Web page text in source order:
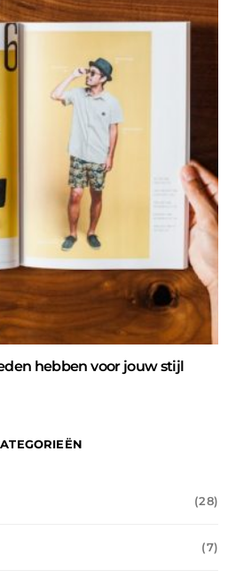
hebben voor jouw stijl
(28)
(7)